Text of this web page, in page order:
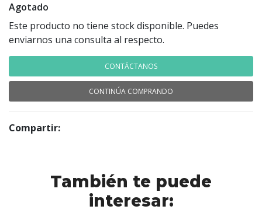
Agotado
Este producto no tiene stock disponible. Puedes
enviarnos una consulta al respecto.
CONTÁCTANOS
CONTINÚA COMPRANDO
Compartir:
También te puede
interesar: